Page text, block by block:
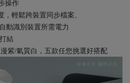
操作
輕鬆跨裝置同步檔案、
動識別裝置所需電力
結
紫/氣質白，五款任您挑選好搭配